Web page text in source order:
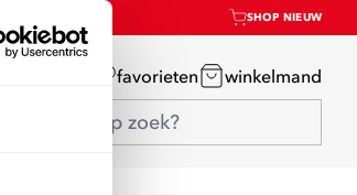
SHOP NIEUW
favorieten winkelmand